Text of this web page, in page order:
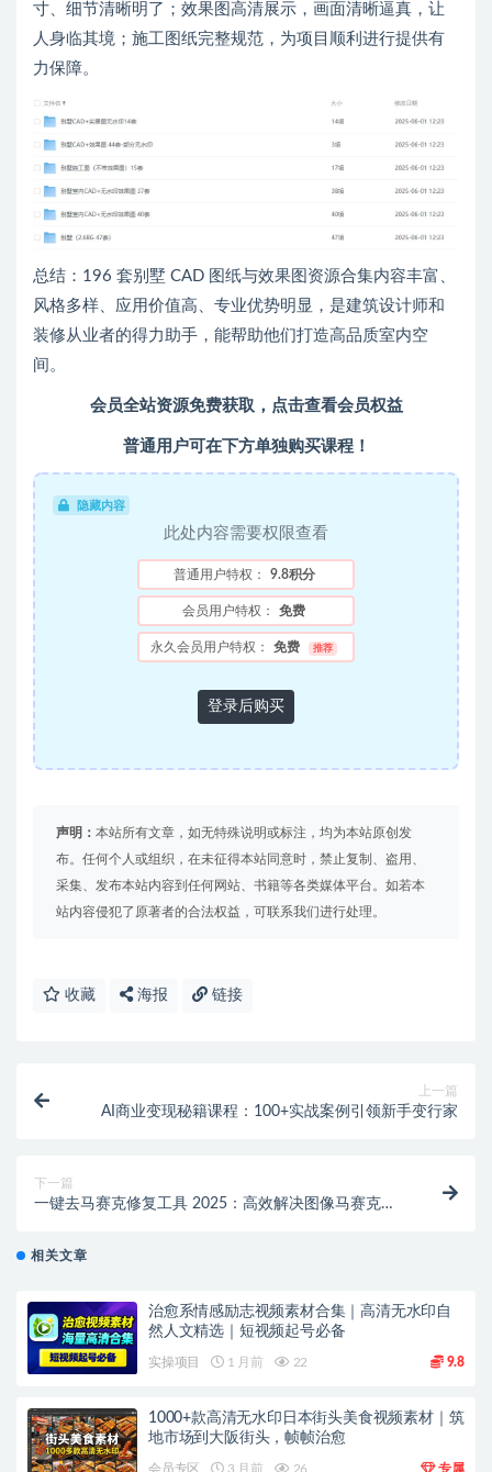
寸、细节清晰明了；效果图高清展示，画面清晰逼真，让
人身临其境；施工图纸完整规范，为项目顺利进行提供有
力保障。
总结：196 套别墅 CAD 图纸与效果图资源合集内容丰富、
风格多样、应用价值高、专业优势明显，是建筑设计师和
装修从业者的得力助手，能帮助他们打造高品质室内空
间。
会员全站资源免费获取，点击查看会员权益
普通用户可在下方单独购买课程！
隐藏内容
此处内容需要权限查看
普通用户特权： 9.8积分
会员用户特权： 免费
永久会员用户特权： 免费 推荐
登录后购买
声明： 本站所有文章，如无特殊说明或标注，均为本站原创发
布。任何个人或组织，在未征得本站同意时，禁止复制、盗用、
采集、发布本站内容到任何网站、书籍等各类媒体平台。如若本
站内容侵犯了原著者的合法权益，可联系我们进行处理。
收藏 海报 链接
上一篇
AI商业变现秘籍课程：100+实战案例引领新手变行家
下一篇
一键去马赛克修复工具 2025：高效解决图像马赛克难
相关文章
治愈系情感励志视频素材合集｜高清无水印自
然人文精选｜短视频起号必备
实操项目 1 月前 22 9.8
1000+款高清无水印日本街头美食视频素材｜筑
地市场到大阪街头，帧帧治愈
会员专区 3 月前 26 专属